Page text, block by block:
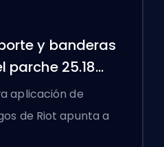
y banderas
parche 25.18
aplicación de
de Riot apunta a